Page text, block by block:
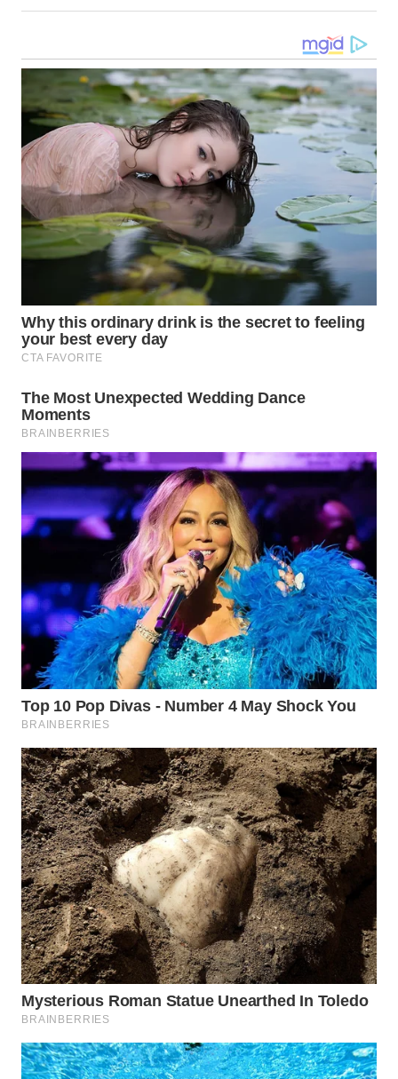
MALUKU
WN
MALUT
WN
DAIRI
WN
DANAU
WN
NIAS
LANGKAT
WN
TAPANULI
SELATAN
WN
WN
KARO
WN
SIMALUNGUN
WN
LABUHANBATU
WN
TAPANULI
TENGAH
WN DELI
SERDANG
WN
TEBING
TINGGI
WN
PAKPAK